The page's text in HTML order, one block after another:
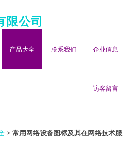
限公司
产品大全 联系我们 企业信息
访客留言
> 常用网络设备图标及其在网络技术服